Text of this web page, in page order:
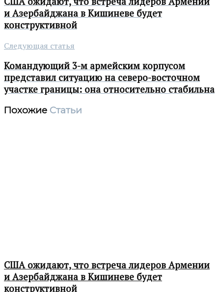
и Азербайджана в Кишиневе будет
конструктивной
Следующая статья
Командующий 3-м армейским корпусом
представил ситуацию на северо-восточном
участке границы: она относительно стабильна
Похожие Статьи
США ожидают, что встреча лидеров Армении
и Азербайджана в Кишиневе будет
конструктивной